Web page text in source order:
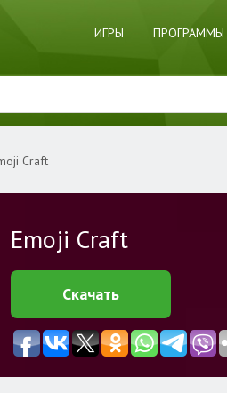
ИГРЫ ПРОГРАММЫ
Craft
Emoji Craft
Скачать